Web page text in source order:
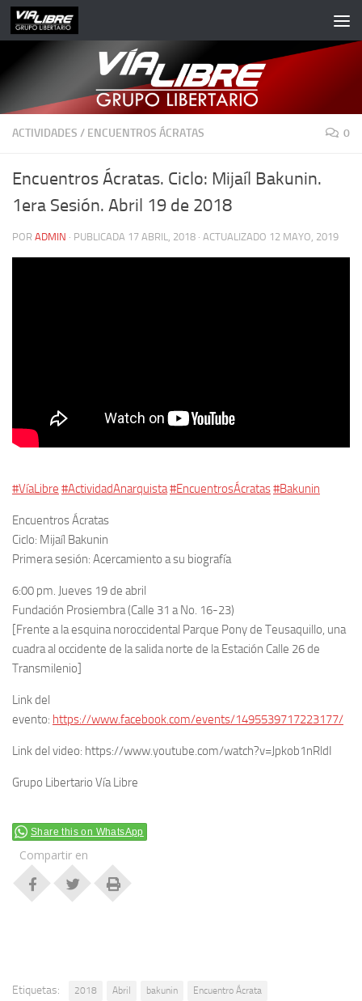
Saltar al contenido
ACTIVIDADES / ENCUENTROS ÁCRATAS 0
Encuentros Ácratas. Ciclo: Mijaíl Bakunin.
1era Sesión. Abril 19 de 2018
POR ADMIN · PUBLICADA 17 ABRIL, 2018 · ACTUALIZADO 12 MAYO, 2019
#VíaLibre #ActividadAnarquista#EncuentrosÁcratas#Bakunin
Encuentros Ácratas
Ciclo: Mijaíl Bakunin
Primera sesión: Acercamiento a su biografía
6:00 pm. Jueves 19 de abril
Fundación Prosiembra (Calle 31 a No. 16-23)
[Frente a la esquina noroccidental Parque Pony de Teusaquillo, una
cuadra al occidente de la salida norte de la Estación Calle 26 de
Transmilenio]
Link del
evento: https://www.facebook.com/events/1495539717223177/
Link del video: https://www.youtube.com/watch?v=Jpkob1nRldI
Grupo Libertario Vía Libre
Share this on WhatsApp
Compartir en
Etiquetas: 2018 Abril bakunin Encuentro Ácrata